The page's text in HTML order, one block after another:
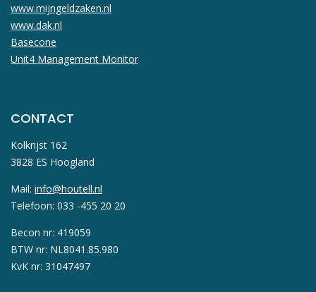
www.mijngeldzaken.nl
www.dak.nl
Basecone
Unit4 Management Monitor
CONTACT
Kolkrijst 162
3828 ES Hoogland
Mail: info@houtell.nl
Telefoon: 033 -455 20 20
Becon nr: 419059
BTW nr: NL8041.85.980
KvK nr: 31047497